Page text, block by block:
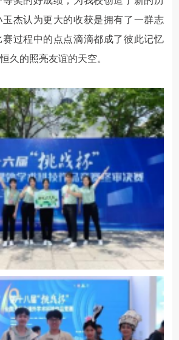
玉杰认为更大的收获是拥有了一群志
赛过程中的点点滴滴都成了彼此记忆
久的照亮友谊的天空。